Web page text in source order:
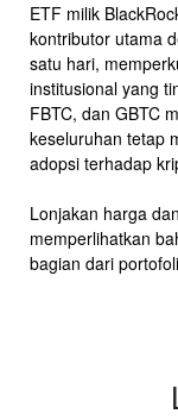
ETF milik
kontributor utama
satu hari,
institusional yang
FBTC, dan GBTC
keseluruhan tetap
adopsi terhadap
Lonjakan harga
memperlihatkan
bagian dari